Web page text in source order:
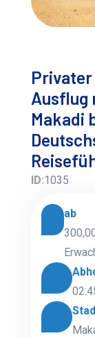
Privater
Ausflug
Makadi
ID:1035
ab